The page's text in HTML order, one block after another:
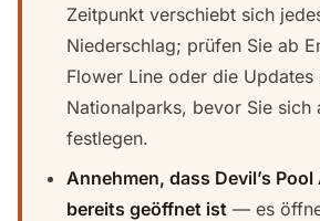
Zeitpunkt verschiebt sich
Niederschlag; prüfen Sie ab
Flower Line oder die Updates
Nationalparks, bevor Sie sich
festlegen.
Annehmen, dass Devil’s
bereits geöffnet ist — es